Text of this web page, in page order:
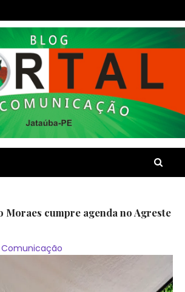
Moraes cumpre agenda no Agreste
Comunicação